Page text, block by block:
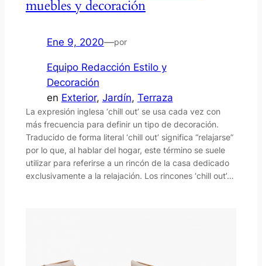
muebles y decoración
Ene 9, 2020—por
Equipo Redacción Estilo y
Decoración
en Exterior, Jardín, Terraza
La expresión inglesa ‘chill out’ se usa cada vez con
más frecuencia para definir un tipo de decoración.
Traducido de forma literal ‘chill out’ significa “relajarse”
por lo que, al hablar del hogar, este término se suele
utilizar para referirse a un rincón de la casa dedicado
exclusivamente a la relajación. Los rincones ‘chill out’…